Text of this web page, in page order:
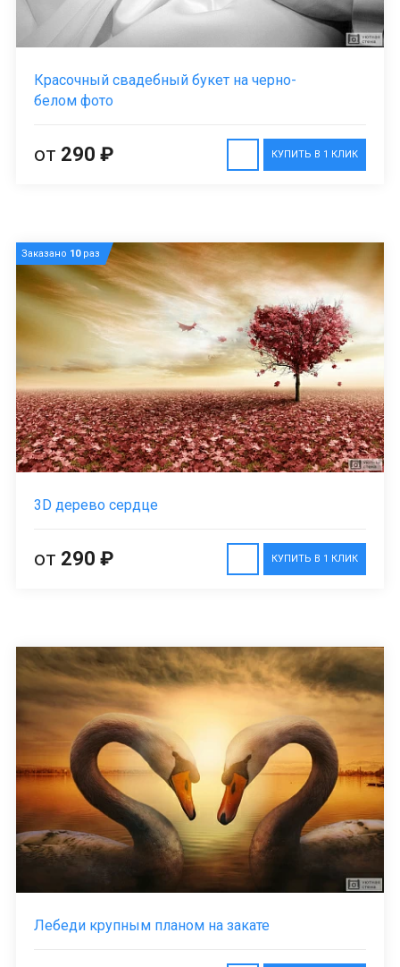
Красочный свадебный букет на черно-
белом фото
КУПИТЬ В 1 КЛИК
от 290 ₽
Заказано 10раз
3D дерево сердце
КУПИТЬ В 1 КЛИК
от 290 ₽
Лебеди крупным планом на закате